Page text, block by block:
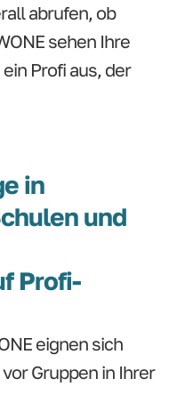
abrufen, ob
sehen Ihre
Profi aus, der
in
und
Profi-
eignen sich
Gruppen in Ihrer